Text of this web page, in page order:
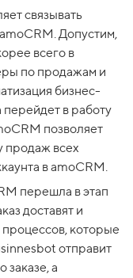
связывать
Допустим,
всего в
по продажам и
бизнес-
перейдет в работу
позволяет
продаж всех
в amoCRM.
перешла в этап
доставят и
процессов, которые
отправит
а